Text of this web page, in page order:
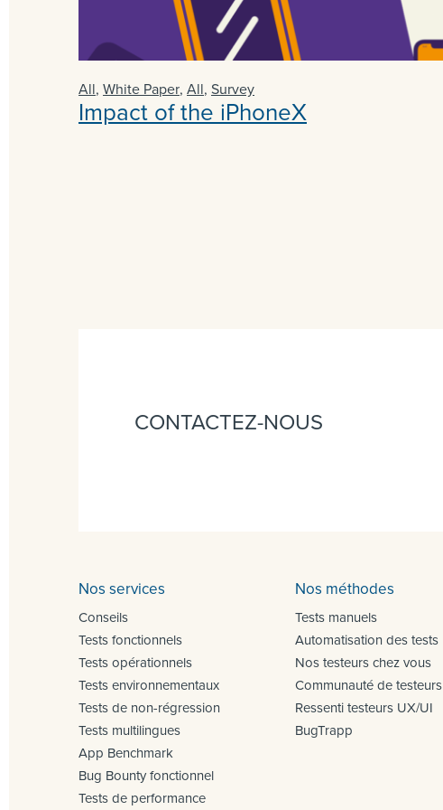
All, White Paper, All, Survey
Impact of the iPhoneX
CONTACTEZ-NOUS
Nos services
Conseils
Tests fonctionnels
Tests opérationnels
Tests environnementaux
Tests de non-régression
Tests multilingues
App Benchmark
Bug Bounty fonctionnel
Tests de performance
Nos méthodes
Tests manuels
Automatisation des tests
Nos testeurs chez vous
Communauté de testeurs
Ressenti testeurs UX/UI
BugTrapp